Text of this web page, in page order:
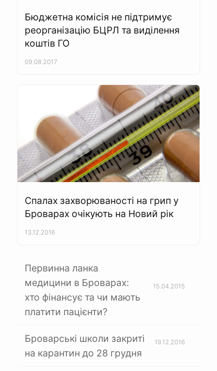
Бюджетна комісія не підтримує
реорганізацію БЦРЛ та виділення
коштів ГО
09.08.2017
Спалах захворюваності на грип у
Броварах очікують на Новий рік
13.12.2016
Первинна ланка
медицини в Броварах:
хто фінансує та чи мають
платити пацієнти?
15.04.2015
Броварські школи закриті
на карантин до 28 грудня
19.12.2016